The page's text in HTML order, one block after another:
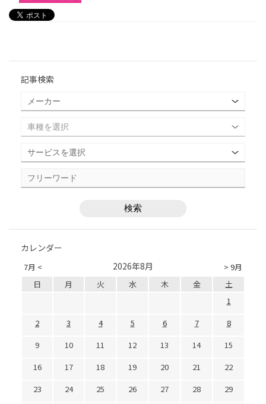
記事検索
カレンダー
7月 < > 9月
2026年8月
日 月 火 水 木 金
土
1
2
3 4 5 6 7
8
9
10 11 12 13 14
15
16
17 18 19 20 21
22
23
24 25 26 27 28
29